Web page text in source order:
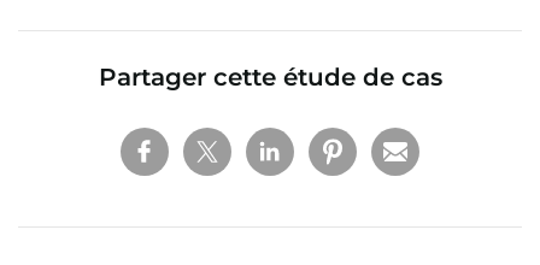
Partager cette étude de cas